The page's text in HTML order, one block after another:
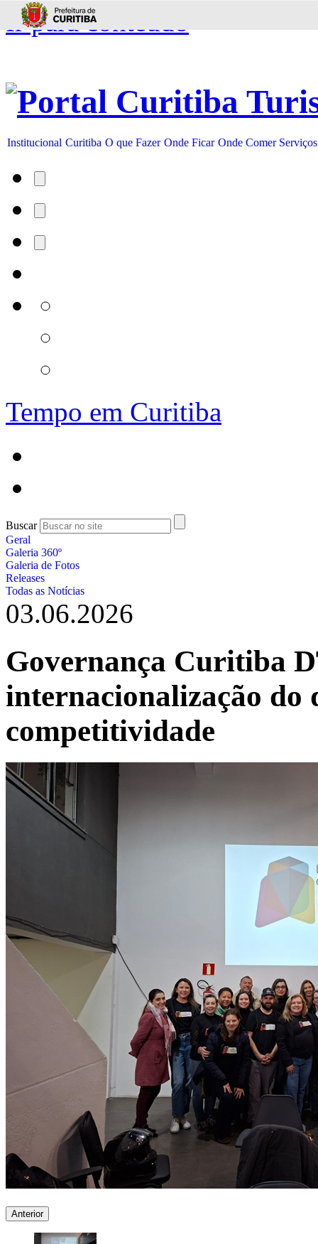
Ir para conteúdo
Institucional Curitiba O que Fazer Onde Ficar Onde Comer Serviços
Tempo em Curitiba
Buscar
Geral
Galeria 360º
Galeria de Fotos
Releases
Todas as Notícias
03.06.2026
Governança Curitiba
internacionalização do
competitividade
Anterior